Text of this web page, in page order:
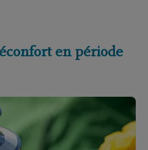
en période